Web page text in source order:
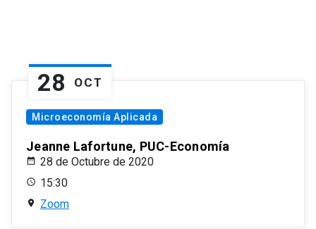
28 OCT
Microeconomía Aplicada
Jeanne Lafortune, PUC-Economía
28 de Octubre de 2020
15:30
Zoom